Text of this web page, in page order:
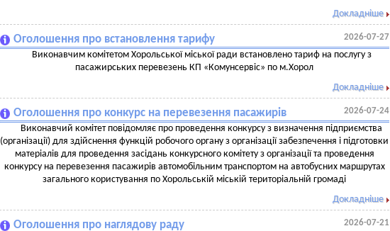
Докладніше
Оголошення про встановлення тарифу 2026-07-27
Виконавчим комітетом Хорольської міської ради встановлено тариф на послугу з
пасажирських перевезень КП «Комунсервіс» по м.Хорол
Докладніше
Оголошення про конкурс на перевезення пасажирів 2026-07-24
Виконавчий комітет повідомляє про проведення конкурсу з визначення підприємства
(організації) для здійснення функцій робочого органу з організації забезпечення і підготовки
матеріалів для проведення засідань конкурсного комітету з організації та проведення
конкурсу на перевезення пасажирів автомобільним транспортом на автобусних маршрутах
загального користування по Хорольській міській територіальній громаді
Докладніше
Оголошення про наглядову раду 2026-07-21